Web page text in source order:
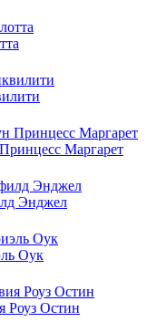
Маргарет
Энджел
Оук
Роуз Остин